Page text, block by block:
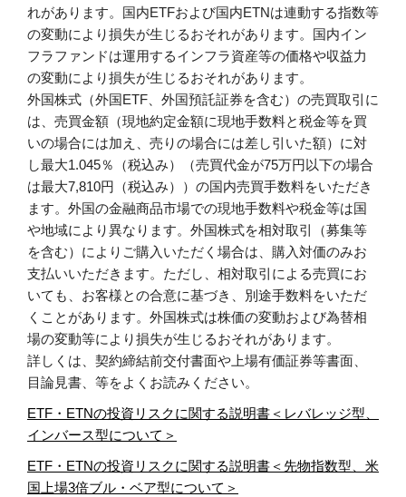
れがあります。国内ETFおよび国内ETNは連動する指数等
の変動により損失が生じるおそれがあります。国内イン
フラファンドは運用するインフラ資産等の価格や収益力
の変動により損失が生じるおそれがあります。
外国株式（外国ETF、外国預託証券を含む）の売買取引に
は、売買金額（現地約定金額に現地手数料と税金等を買
いの場合には加え、売りの場合には差し引いた額）に対
し最大1.045％（税込み）（売買代金が75万円以下の場合
は最大7,810円（税込み））の国内売買手数料をいただき
ます。外国の金融商品市場での現地手数料や税金等は国
や地域により異なります。外国株式を相対取引（募集等
を含む）によりご購入いただく場合は、購入対価のみお
支払いいただきます。ただし、相対取引による売買にお
いても、お客様との合意に基づき、別途手数料をいただ
くことがあります。外国株式は株価の変動および為替相
場の変動等により損失が生じるおそれがあります。
詳しくは、契約締結前交付書面や上場有価証券等書面、
目論見書、等をよくお読みください。
ETF・ETNの投資リスクに関する説明書＜レバレッジ型、
インバース型について＞
ETF・ETNの投資リスクに関する説明書＜先物指数型、米
国上場3倍ブル・ベア型について＞